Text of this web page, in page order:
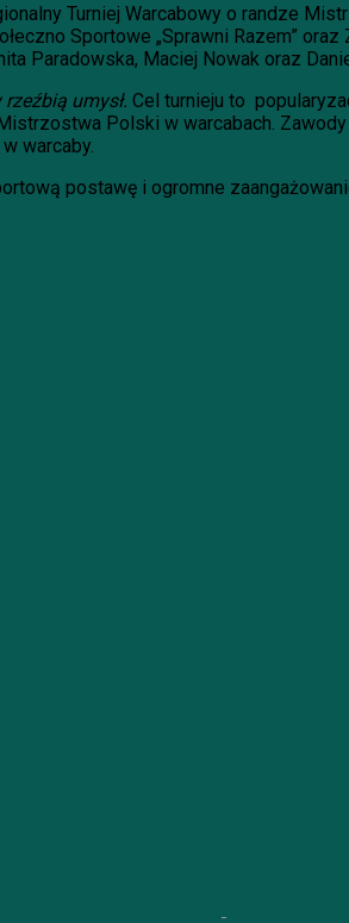
Turniej Warcabowy o randze
Sportowe „Sprawni Razem”
Paradowska, Maciej Nowak oraz
umysł. Cel turnieju to
Polski w warcabach.
warcaby.
postawę i ogromne